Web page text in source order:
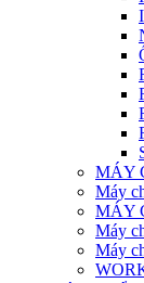
MÁY
Máy
MÁY
Máy
Máy